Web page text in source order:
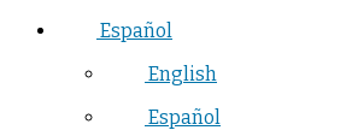
Español
English
Español